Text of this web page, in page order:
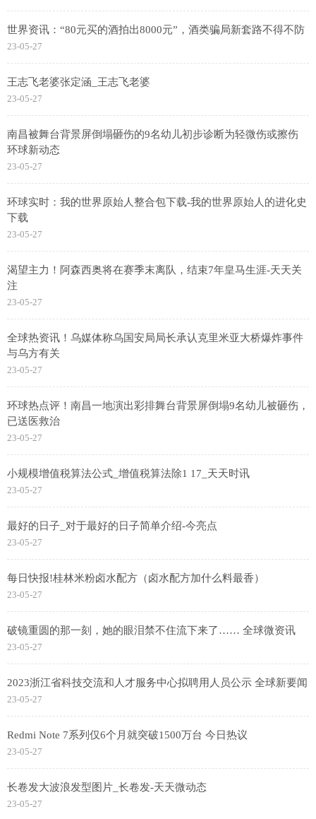
世界资讯：“80元买的酒拍出8000元”，酒类骗局新套路不得不防
23-05-27
王志飞老婆张定涵_王志飞老婆
23-05-27
南昌被舞台背景屏倒塌砸伤的9名幼儿初步诊断为轻微伤或擦伤
环球新动态
23-05-27
环球实时：我的世界原始人整合包下载-我的世界原始人的进化史
下载
23-05-27
渴望主力！阿森西奥将在赛季末离队，结束7年皇马生涯-天天关
注
23-05-27
全球热资讯！乌媒体称乌国安局局长承认克里米亚大桥爆炸事件
与乌方有关
23-05-27
环球热点评！南昌一地演出彩排舞台背景屏倒塌9名幼儿被砸伤，
已送医救治
23-05-27
小规模增值税算法公式_增值税算法除1 17_天天时讯
23-05-27
最好的日子_对于最好的日子简单介绍-今亮点
23-05-27
每日快报!桂林米粉卤水配方（卤水配方加什么料最香）
23-05-27
破镜重圆的那一刻，她的眼泪禁不住流下来了…… 全球微资讯
23-05-27
2023浙江省科技交流和人才服务中心拟聘用人员公示 全球新要闻
23-05-27
Redmi Note 7系列仅6个月就突破1500万台 今日热议
23-05-27
长卷发大波浪发型图片_长卷发-天天微动态
23-05-27